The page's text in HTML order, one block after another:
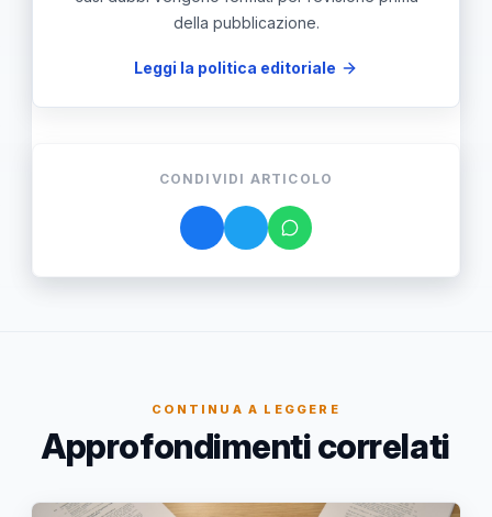
della pubblicazione.
Leggi la politica editoriale
CONDIVIDI ARTICOLO
CONTINUA A LEGGERE
Approfondimenti correlati